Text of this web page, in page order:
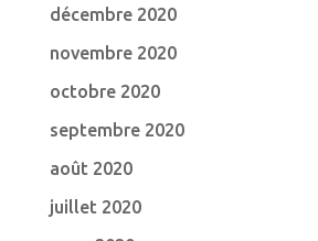
décembre 2020
novembre 2020
octobre 2020
septembre 2020
août 2020
juillet 2020